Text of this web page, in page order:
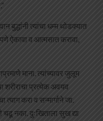
बुद्धांनी त्यांचा धम्म थोडक्यात
ऐकावा व आत्मसात करावा,
माना. त्यांच्यावर जुलूम
प्रत्येक अवयव
त्याग करा व सन्मार्गाने जा.
चढू नका. दुःखिताला सुख द्या